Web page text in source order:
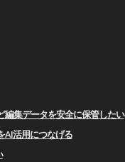
編集データを安全に保管したい
AI活用につなげる